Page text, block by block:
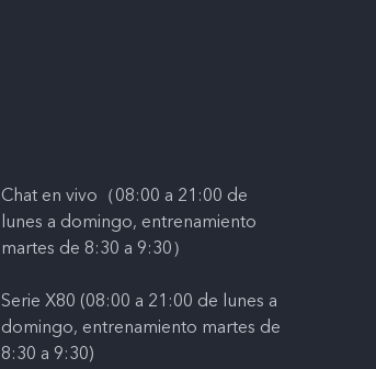
Chat en vivo（08:00 a 21:00 de
lunes a domingo, entrenamiento
martes de 8:30 a 9:30）
Serie X80 (08:00 a 21:00 de lunes a
domingo, entrenamiento martes de
8:30 a 9:30)